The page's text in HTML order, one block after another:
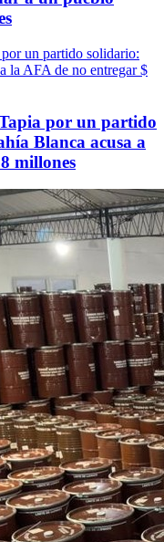
por un partido
Blanca acusa a
millones